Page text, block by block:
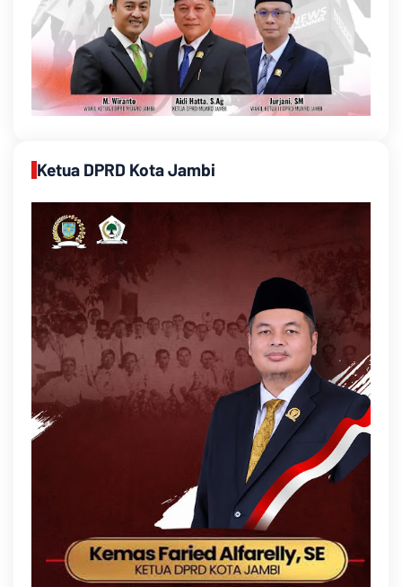
Ketua DPRD Kota Jambi